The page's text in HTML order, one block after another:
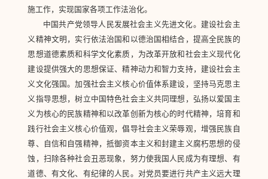
施工作，实现国家各项工作法治化。
中国共产党领导人民发展社会主义先进文化。建设社会主
义精神文明，实行依法治国和以德治国相结合，提高全民族的
思想道德素质和科学文化素质，为改革开放和社会主义现代化
建设提供强大的思想保证、精神动力和智力支持，建设社会主
义文化强国。加强社会主义核心价值体系建设，坚持马克思主
义指导思想，树立中国特色社会主义共同理想，弘扬以爱国主
义为核心的民族精神和以改革创新为核心的时代精神，培育和
践行社会主义核心价值观，倡导社会主义荣辱观，增强民族自
尊、自信和自强精神，抵御资本主义和封建主义腐朽思想的侵
蚀，扫除各种社会丑恶现象，努力使我国人民成为有理想、有
道德、有文化、有纪律的人民。对党员要进行共产主义远大理